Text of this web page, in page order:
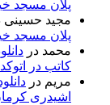
پلان مسجد
مجید حسینی
پلان مسجد
محمد در
کاتب در اتوکد
مریم در
اشیدری